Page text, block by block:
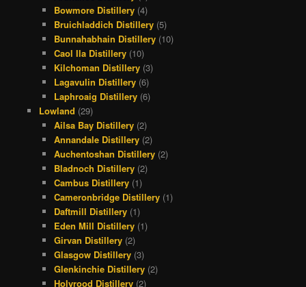
Bowmore Distillery (4)
Bruichladdich Distillery (5)
Bunnahabhain Distillery (10)
Caol Ila Distillery (10)
Kilchoman Distillery (3)
Lagavulin Distillery (6)
Laphroaig Distillery (6)
Lowland (29)
Ailsa Bay Distillery (2)
Annandale Distillery (2)
Auchentoshan Distillery (2)
Bladnoch Distillery (2)
Cambus Distillery (1)
Cameronbridge Distillery (1)
Daftmill Distillery (1)
Eden Mill Distillery (1)
Girvan Distillery (2)
Glasgow Distillery (3)
Glenkinchie Distillery (2)
Holyrood Distillery (2)